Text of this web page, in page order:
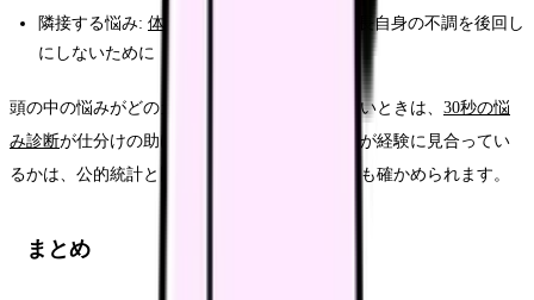
隣接する悩み: 体調・メンタルの悩み
— 師長自身の不調を後回し
にしないために
頭の中の悩みがどのカテゴリに近いか分からないときは、 30秒の悩
み診断が仕分けの助けになります。自分の処遇が経験に見合ってい
るかは、公的統計と比較できる
でも確かめられます。
まとめ